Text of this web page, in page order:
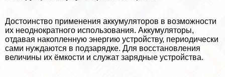
Достоинство применения аккумуляторов в возможности
их неоднократного использования. Аккумуляторы,
отдавая накопленную энергию устройству, периодически
сами нуждаются в подзарядке. Для восстановления
величины их ёмкости и служат зарядные устройства.